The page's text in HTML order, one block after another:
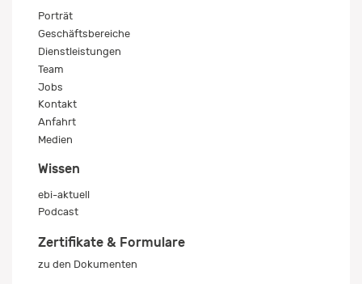
Porträt
Geschäftsbereiche
Dienstleistungen
Team
Jobs
Kontakt
Anfahrt
Medien
Wissen
ebi-aktuell
Podcast
Zertifikate & Formulare
zu den Dokumenten